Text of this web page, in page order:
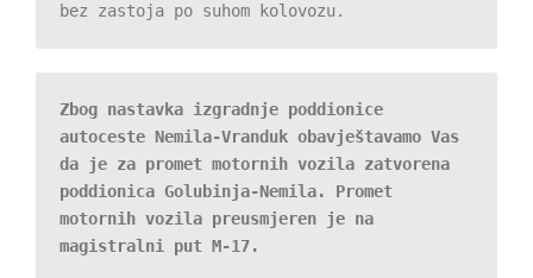
bez zastoja po suhom kolovozu.
Zbog nastavka izgradnje poddionice
autoceste Nemila-Vranduk obavještavamo Vas
da je za promet motornih vozila zatvorena
poddionica Golubinja-Nemila. Promet
motornih vozila preusmjeren je na
magistralni put M-17.